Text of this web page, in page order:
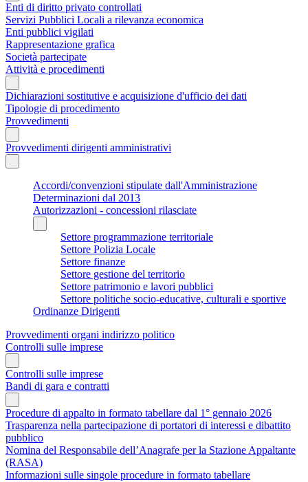
Enti di diritto privato controllati
Servizi Pubblici Locali a rilevanza economica
Enti pubblici vigilati
Rappresentazione grafica
Società partecipate
Attività e procedimenti
Dichiarazioni sostitutive e acquisizione d'ufficio dei dati
Tipologie di procedimento
Provvedimenti
Provvedimenti dirigenti amministrativi
Accordi/convenzioni stipulate dall'Amministrazione
Determinazioni dal 2013
Autorizzazioni - concessioni rilasciate
Settore programmazione territoriale
Settore Polizia Locale
Settore finanze
Settore gestione del territorio
Settore patrimonio e lavori pubblici
Settore politiche socio-educative, culturali e sportive
Ordinanze Dirigenti
Provvedimenti organi indirizzo politico
Controlli sulle imprese
Controlli sulle imprese
Bandi di gara e contratti
Procedure di appalto in formato tabellare dal 1° gennaio 2026
Trasparenza nella partecipazione di portatori di interessi e dibattito
pubblico
Nomina del Responsabile dell’Anagrafe per la Stazione Appaltante
(RASA)
Informazioni sulle singole procedure in formato tabellare